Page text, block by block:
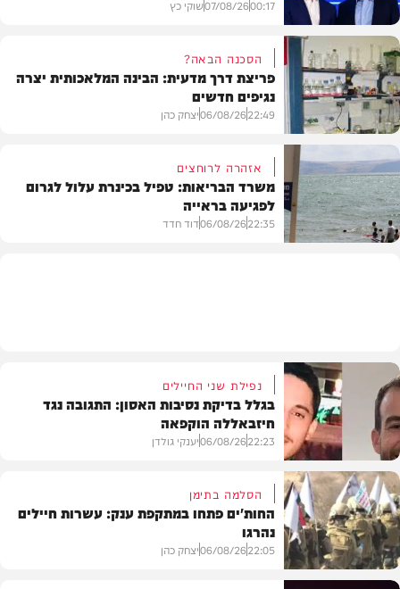
פוליטי
00:17
07/08/26שוקי כץ
בריאות
הסכנה הבאה?
פריצת דרך מדעית: הבינה המלאכותית יצרה
נגיפים חדשים
22:49
06/08/26יצחק כהן
אזהרה לרוחצים
משרד הבריאות: טפיל בכינרת עלול לגרום
לפגיעה בראייה
22:35
06/08/26דוד חדד
צבא וביטחון
נפילת שני החיילים
בגלל בדיקת נסיבות האסון: התגובה נגד
חיזבאללה הוקפאה
22:23
06/08/26יענקי גולדן
הסלמה בתימן
החות'ים פתחו במתקפת ענק: עשרות חיילים
נהרגו
22:05
06/08/26יצחק כהן